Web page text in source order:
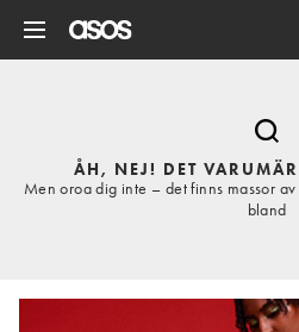
ÅH, NEJ! DET
Men oroa dig inte – det finns massor
bland